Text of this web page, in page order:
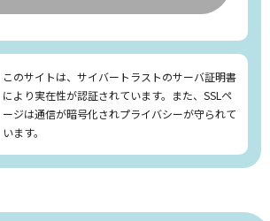
検索する
このサイトは、サイバートラストのサーバ証明書
により実在性が認証されています。また、SSLペ
ージは通信が暗号化されプライバシーが守られて
います。